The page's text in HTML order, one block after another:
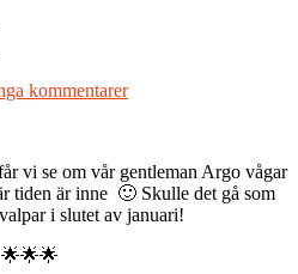
kommentarer
vi se om vår gentleman Argo vågar
tiden är inne 🙂 Skulle det gå som
i slutet av januari!
🌟🌟🌟